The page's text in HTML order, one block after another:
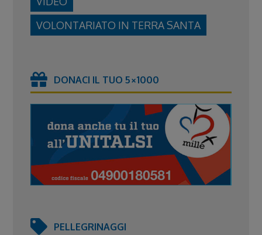
VOLONTARIATO IN TERRA SANTA
DONACI IL TUO 5×1000
PELLEGRINAGGI